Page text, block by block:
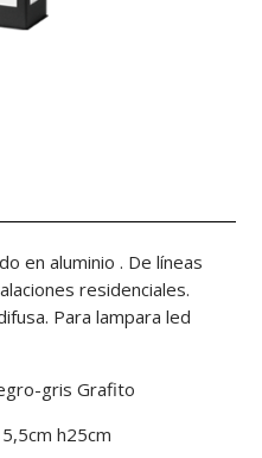
en aluminio . De líneas
residenciales.
Para lampara led
gris Grafito
h25cm